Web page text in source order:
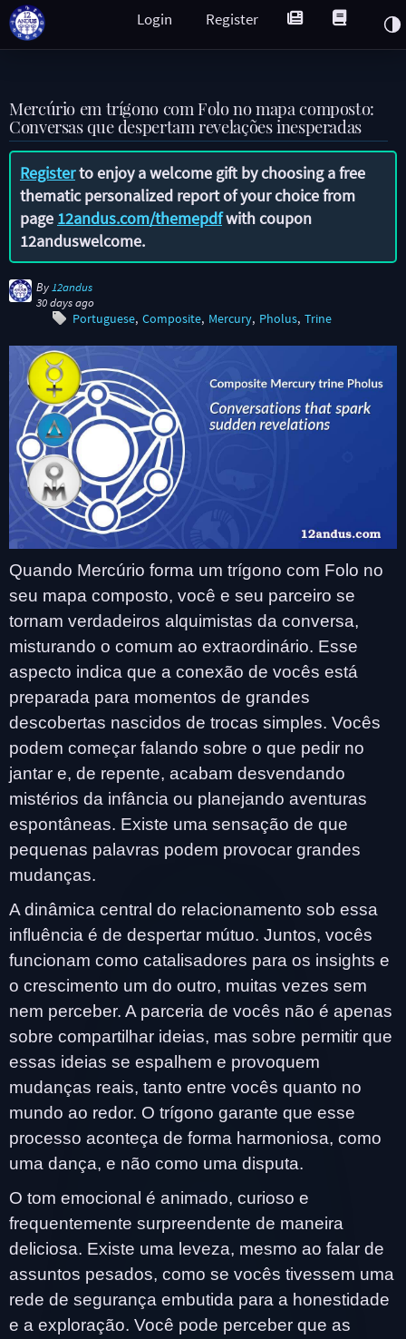
Register
Login
Mercúrio em trígono com Folo no mapa composto:
Conversas que despertam revelações inesperadas
Registerto enjoy a welcome gift by choosing a free
thematic personalized report of your choice from
page 12andus.com/themepdfwith coupon
12anduswelcome.
By 12andus
30 days ago
Portuguese Composite Mercury Pholus Trine
Quando Mercúrio forma um trígono com Folo no
seu mapa composto, você e seu parceiro se
tornam verdadeiros alquimistas da conversa,
misturando o comum ao extraordinário. Esse
aspecto indica que a conexão de vocês está
preparada para momentos de grandes
descobertas nascidos de trocas simples. Vocês
podem começar falando sobre o que pedir no
jantar e, de repente, acabam desvendando
mistérios da infância ou planejando aventuras
espontâneas. Existe uma sensação de que
pequenas palavras podem provocar grandes
mudanças.
A dinâmica central do relacionamento sob essa
influência é de despertar mútuo. Juntos, vocês
funcionam como catalisadores para os insights e
o crescimento um do outro, muitas vezes sem
nem perceber. A parceria de vocês não é apenas
sobre compartilhar ideias, mas sobre permitir que
essas ideias se espalhem e provoquem
mudanças reais, tanto entre vocês quanto no
mundo ao redor. O trígono garante que esse
processo aconteça de forma harmoniosa, como
uma dança, e não como uma disputa.
O tom emocional é animado, curioso e
frequentemente surpreendente de maneira
deliciosa. Existe uma leveza, mesmo ao falar de
assuntos pesados, como se vocês tivessem uma
rede de segurança embutida para a honestidade
e a exploração. Você pode perceber que as